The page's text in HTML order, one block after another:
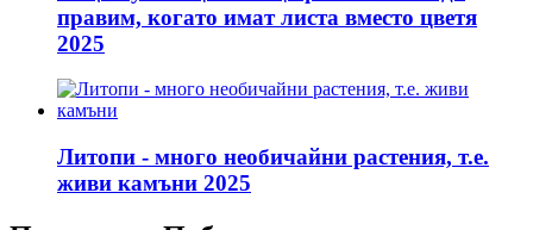
правим, когато имат листа вместо цветя
2025
Литопи - много необичайни растения, т.е.
живи камъни 2025